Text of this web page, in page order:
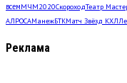
всемМЧМ2020СкороходТеатр
АЛРОСАМанежБТКМатч Звёзд КХЛ
Реклама